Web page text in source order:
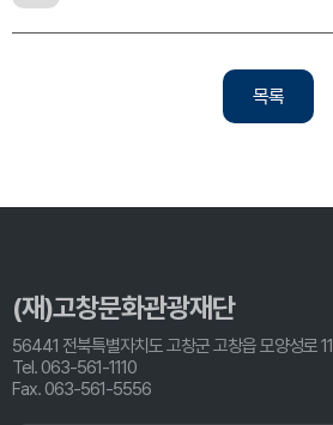
목록
(재)고창문화관광재단
56441 전북특별자치도 고창군 고창읍 모양성로
Tel. 063-561-1110
Fax. 063-561-5556